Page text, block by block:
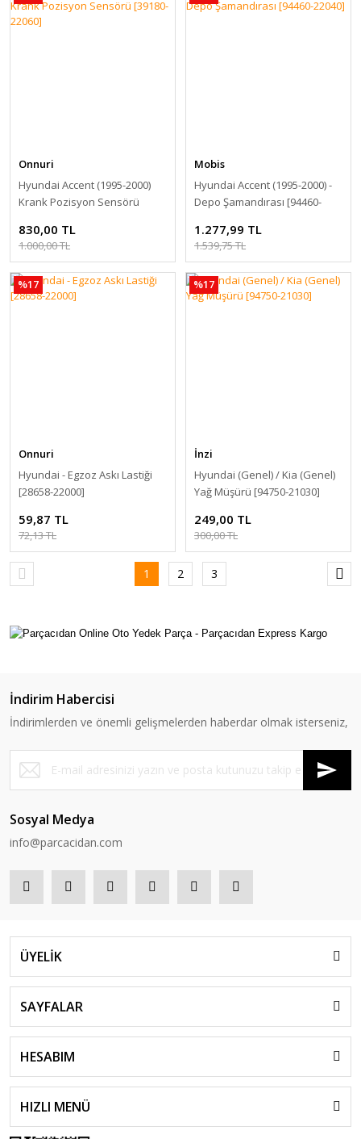
Onnuri
Hyundai Accent (1995-2000)
Krank Pozisyon Sensörü
830,00 TL
1.000,00 TL
Mobis
Hyundai Accent (1995-2000) -
Depo Şamandırası [94460-
1.277,99 TL
1.539,75 TL
%17
Onnuri
Hyundai - Egzoz Askı Lastiği
[28658-22000]
59,87 TL
72,13 TL
%17
İnzi
Hyundai (Genel) / Kia (Genel)
Yağ Müşürü [94750-21030]
249,00 TL
300,00 TL
1 2 3
İndirim Habercisi
İndirimlerden ve önemli gelişmelerden haberdar olmak isterseniz,
Sosyal Medya
info@parcacidan.com
ÜYELİK
SAYFALAR
HESABIM
HIZLI MENÜ